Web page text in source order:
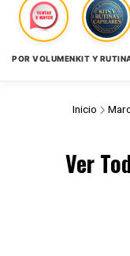
POR VOLUMENKIT Y
Inicio
Ver